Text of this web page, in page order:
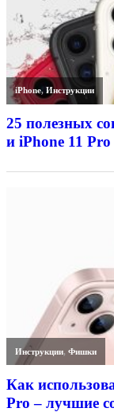
iPhone,Инструкции
25 полезных
и iPhone 11 Pro
Инструкции,Фишки
Как
Pro – лучшие